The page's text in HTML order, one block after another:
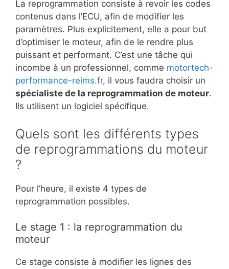
La reprogrammation consiste à revoir les codes
contenus dans l’ECU, afin de modifier les
paramètres. Plus explicitement, elle a pour but
d’optimiser le moteur, afin de le rendre plus
puissant et performant. C’est une tâche qui
incombe à un professionnel, comme motortech-
performance-reims.fr, il vous faudra choisir un
spécialiste de la reprogrammation de moteur.
Ils utilisent un logiciel spécifique.
Quels sont les différents types
de reprogrammations du moteur
?
Pour l’heure, il existe 4 types de
reprogrammation possibles.
Le stage 1 : la reprogrammation du
moteur
Ce stage consiste à modifier les lignes des